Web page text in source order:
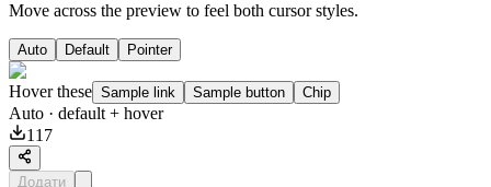
Move across the preview to feel both cursor styles.
Auto Default Pointer
Hover these Sample link Sample button Chip
Auto · default + hover
117
Додати